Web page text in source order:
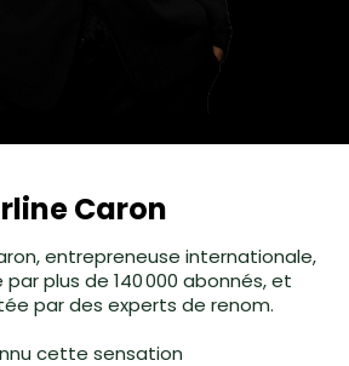
Caron
entrepreneuse internationale,
par plus de 140 000 abonnés, et
par des experts de renom.
cette sensation